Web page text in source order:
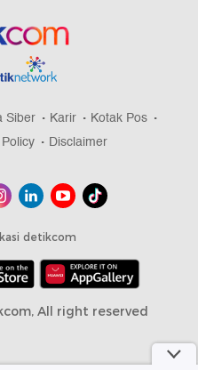
Siber Karir
Kotak Pos
Disclaimer
detikcom
All right reserved